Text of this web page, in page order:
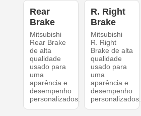
Rear
Brake
Mitsubishi
Rear Brake
de alta
qualidade
usado para
uma
aparência e
desempenho
personalizados.
R. Right
Brake
Mitsubishi
R. Right
Brake de alta
qualidade
usado para
uma
aparência e
desempenho
personalizados.